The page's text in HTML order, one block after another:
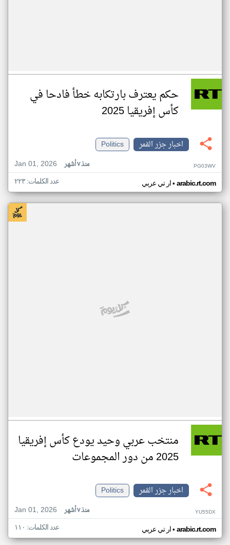
حكم يعترف بارتكابه خطأ فادحا في
كأس إفريقيا 2025
اخبار جزر القمر
Politics
Jan 01, 2026
منذ ٧ أشهر PG03WV
ار تي عربي• arabic.rt.com عدد الكلمات: ٢٢٣
منتخب عربي وحيد يودع كأس إفريقيا
2025 من دور المجموعات
اخبار جزر القمر
Politics
Jan 01, 2026
منذ ٧ أشهر YU55DX
ار تي عربي• arabic.rt.com عدد الكلمات: ١١٠